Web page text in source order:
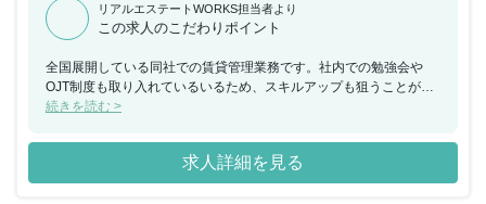
リアルエステートWORKS担当者より
この求人のこだわりポイント
全国展開している同社での賃貸管理業務です。社内での勉強会や
OJT制度も取り入れているいるため、スキルアップも狙うことがで
きます。
続きを読む >
求人詳細を見る